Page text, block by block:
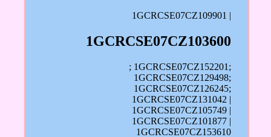
1GCRCSE07CZ109901 |
1GCRCSE07CZ103600
; 1GCRCSE07CZ152201;
1GCRCSE07CZ129498;
1GCRCSE07CZ126245;
1GCRCSE07CZ131042 |
1GCRCSE07CZ105749 |
1GCRCSE07CZ101877 |
1GCRCSE07CZ153610